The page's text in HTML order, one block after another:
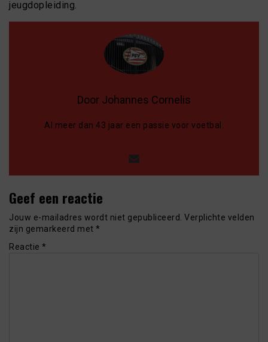
jeugdopleiding.
Door Johannes Cornelis
Al meer dan 43 jaar een passie voor voetbal.
Geef een reactie
Jouw e-mailadres wordt niet gepubliceerd. Verplichte velden
zijn gemarkeerd met *
Reactie *